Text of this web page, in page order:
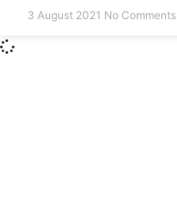
3 August 2021 No Comments